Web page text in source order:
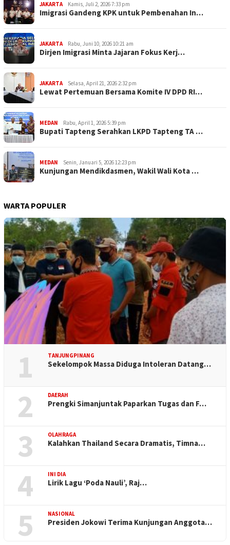
JAKARTA Kamis, Juli 2, 2026 7:33 pm
Imigrasi Gandeng KPK untuk Pembenahan In…
JAKARTA Rabu, Juni 10, 2026 10:21 am
Dirjen Imigrasi Minta Jajaran Fokus Kerj…
JAKARTA Selasa, April 21, 2026 2:32 pm
Lewat Pertemuan Bersama Komite IV DPD RI…
MEDAN Rabu, April 1, 2026 5:39 pm
Bupati Tapteng Serahkan LKPD Tapteng TA …
MEDAN Senin, Januari 5, 2026 12:23 pm
Kunjungan Mendikdasmen, Wakil Wali Kota …
WARTA POPULER
1 TANJUNGPINANG
Sekelompok Massa Diduga Intoleran Datang…
2 DAERAH
Prengki Simanjuntak Paparkan Tugas dan F…
3 OLAHRAGA
Kalahkan Thailand Secara Dramatis, Timna…
4 INI DIA
Lirik Lagu ‘Poda Nauli’, Raj…
5 NASIONAL
Presiden Jokowi Terima Kunjungan Anggota…